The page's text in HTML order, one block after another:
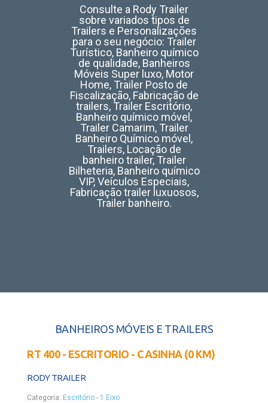
Consulte a Rody Trailer
sobre variados tipos de
Trailers e Personalizações
para o seu negócio: Trailer
Turístico, Banheiro químico
de qualidade, Banheiros
Móveis Super luxo, Motor
Home, Trailer Posto de
Fiscalização, Fabricação de
trailers, Trailer Escritório,
Banheiro químico móvel,
Trailer Camarim, Trailer
Banheiro Químico móvel,
Trailers, Locação de
banheiro trailer, Trailer
Bilheteria, Banheiro químico
VIP, Veículos Especiais,
Fabricação trailer luxuosos,
Trailer banheiro.
BANHEIROS MÓVEIS E TRAILERS
RT 400 - ESCRITORIO - CASINHA (0 KM)
RODY TRAILER
Categoria: Escritório - 1 Eixo